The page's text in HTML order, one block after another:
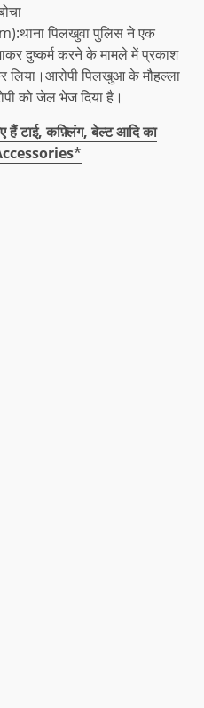
पिलखुवा पुलिस ने एक
दुष्कर्म करने के मामले में प्रकाश
लिया।आरोपी पिलखुआ के मौहल्ला
को जेल भेज दिया है।
टाई, कफ़्लिंग, बेल्ट आदि का
*